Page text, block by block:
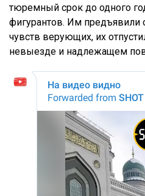
тюремный срок до одного
фигурантов. Им предъявили
чувств верующих, их
невыезде и надлежащем